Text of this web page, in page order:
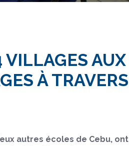
AUX
À
autres écoles de Cebu,